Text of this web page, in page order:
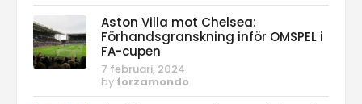
Aston Villa mot Chelsea:
Förhandsgranskning inför OMSPEL i
FA-cupen
7 februari, 2024
by forzamondo